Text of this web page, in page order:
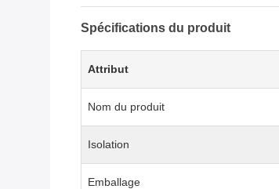
Spécifications du produit
Attribut
Nom du produit
Isolation
Emballage